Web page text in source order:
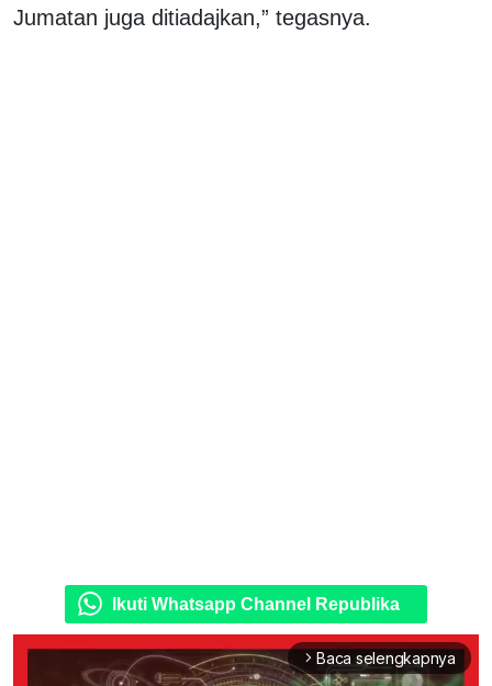
Jumatan juga ditiadajkan,” tegasnya.
Ikuti Whatsapp Channel Republika
arrow_forward_ios Baca selengkapnya